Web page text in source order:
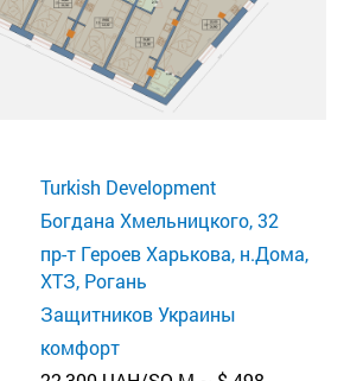
Turkish Development
Богдана Хмельницкого, 32
пр-т Героев Харькова, н.Дома,
ХТЗ, Рогань
Защитников Украины
комфорт